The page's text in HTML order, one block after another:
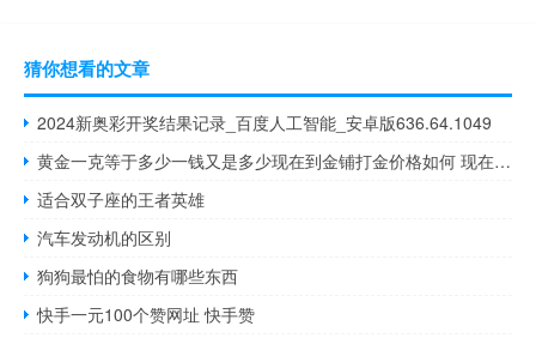
猜你想看的文章
2024新奥彩开奖结果记录_百度人工智能_安卓版636.64.1049
黄金一克等于多少一钱又是多少现在到金铺打金价格如何 现在金子多少钱一克
适合双子座的王者英雄
汽车发动机的区别
狗狗最怕的食物有哪些东西
快手一元100个赞网址 快手赞